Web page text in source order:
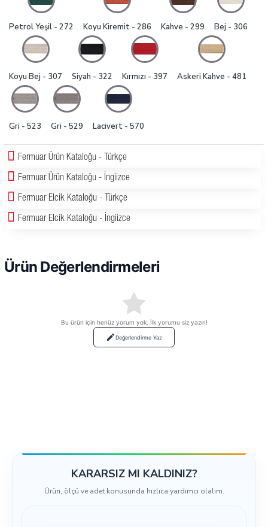
Petrol Yeşil - 272 Koyu Kiremit - 286 Kahve - 299 Bej - 306
Koyu Bej - 307 Siyah - 322 Kırmızı - 397 Askeri Kahve - 481
Gri - 523 Gri - 529 Lacivert - 570
Fermuar Ürün Kataloğu - Türkçe
Fermuar Ürün Kataloğu - İngiizce
Fermuar Elcik Kataloğu - Türkçe
Fermuar Elcik Kataloğu - İngiizce
Ürün Değerlendirmeleri
Bu ürün için henüz yorum yok. İlk yorumu siz yazın!
Değerlendirme Yaz
KARARSIZ MI KALDINIZ?
Ürün, ölçü ve adet konusunda hızlıca yardımcı olalım.